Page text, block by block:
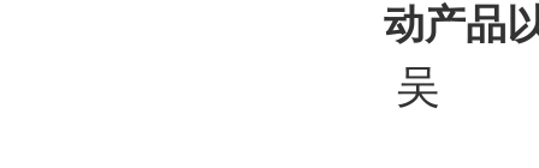
动产品
吴